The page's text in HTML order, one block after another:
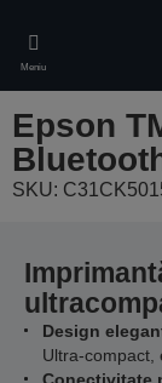
main
content
Meniu
Epson
SKU:
Design
Ultra-compact,